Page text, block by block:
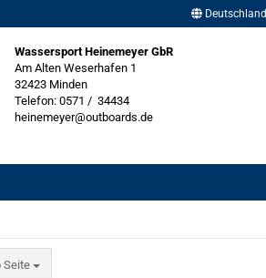
Deutschland
Wassersport Heinemeyer GbR
Am Alten Weserhafen 1
32423 Minden
Telefon: 0571 / 34434
heinemeyer@outboards.de
Seite